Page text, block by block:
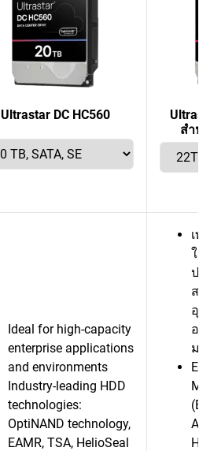
Ultrastar DC HC560
สำ
Ideal for high-capacity
enterprise applications
and environments
Industry-leading HDD
technologies:
OptiNAND technology,
EAMR, TSA, HelioSeal